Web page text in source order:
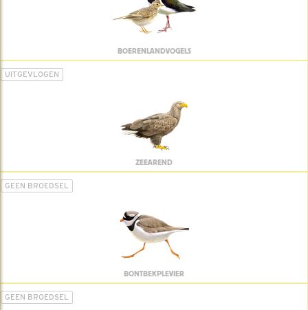
BOERENLANDVOGELS
UITGEVLOGEN
ZEEAREND
GEEN BROEDSEL
BONTBEKPLEVIER
GEEN BROEDSEL